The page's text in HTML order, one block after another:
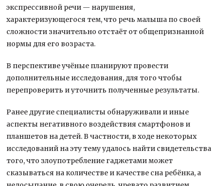
экспрессивной речи — нарушения,
характеризующегося тем, что речь малыша по своей
сложности значительно отстаёт от общепризнанной
нормы для его возраста.
В перспективе учёные планируют провести
дополнительные исследования, для того чтобы
перепроверить и уточнить полученные результаты.
Ранее другие специалисты обнаруживали и иные
аспекты негативного воздействия смартфонов и
планшетов на детей. В частности, в ходе некоторых
исследований на эту тему удалось найти свидетельства
того, что злоупотребление гаджетами может
сказываться на количестве и качестве сна ребёнка, а